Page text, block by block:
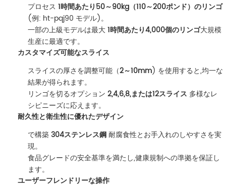
プロセス 1時間あたり50～90kg（110～200ポンド）のリンゴ
(例: ht-pqj90 モデル)。
一部の上級モデルは最大1時間あたり4,000個のリンゴ大規模
生産に最適です。
カスタマイズ可能なスライス
スライスの厚さを調整可能（2～10mm) を使用すると,均一な
結果が得られます。
リンゴを切るオプション 2,4,6,8,または12スライス 多様なレ
シピニーズに応えます。
耐久性と衛生性に優れたデザイン
で構築 304ステンレス鋼耐腐食性とお手入れのしやすさを実
現。
食品グレードの安全基準を満たし,健康規制への準拠を保証し
ます。
ユーザーフレンドリーな操作